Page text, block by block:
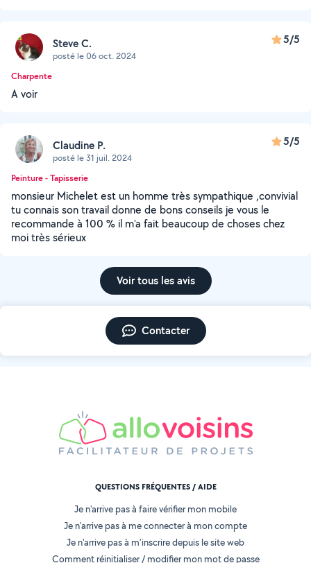
Steve C.
posté le 06 oct. 2024
5/5
Charpente
A voir
Claudine P.
posté le 31 juil. 2024
5/5
Peinture - Tapisserie
monsieur Michelet est un homme très sympathique ,convivial
tu connais son travail donne de bons conseils je vous le
recommande à 100 % il m'a fait beaucoup de choses chez
moi très sérieux
Voir tous les avis
Contacter
QUESTIONS FRÉQUENTES / AIDE
Je n'arrive pas à faire vérifier mon mobile
Je n'arrive pas à me connecter à mon compte
Je n'arrive pas à m'inscrire depuis le site web
Comment réinitialiser / modifier mon mot de passe